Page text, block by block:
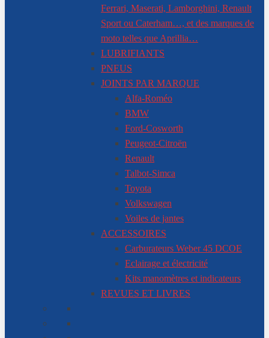
Ferrari, Maserati, Lamborghini, Renault
Sport ou Caterham…, et des marques de
moto telles que Aprillia…
LUBRIFIANTS
PNEUS
JOINTS PAR MARQUE
Alfa-Roméo
BMW
Ford-Cosworth
Peugeot-Citroën
Renault
Talbot-Simca
Toyota
Volkswagen
Voiles de jantes
ACCESSOIRES
Carburateurs Weber 45 DCOE
Eclairage et électricité
Kits manomètres et indicateurs
REVUES ET LIVRES